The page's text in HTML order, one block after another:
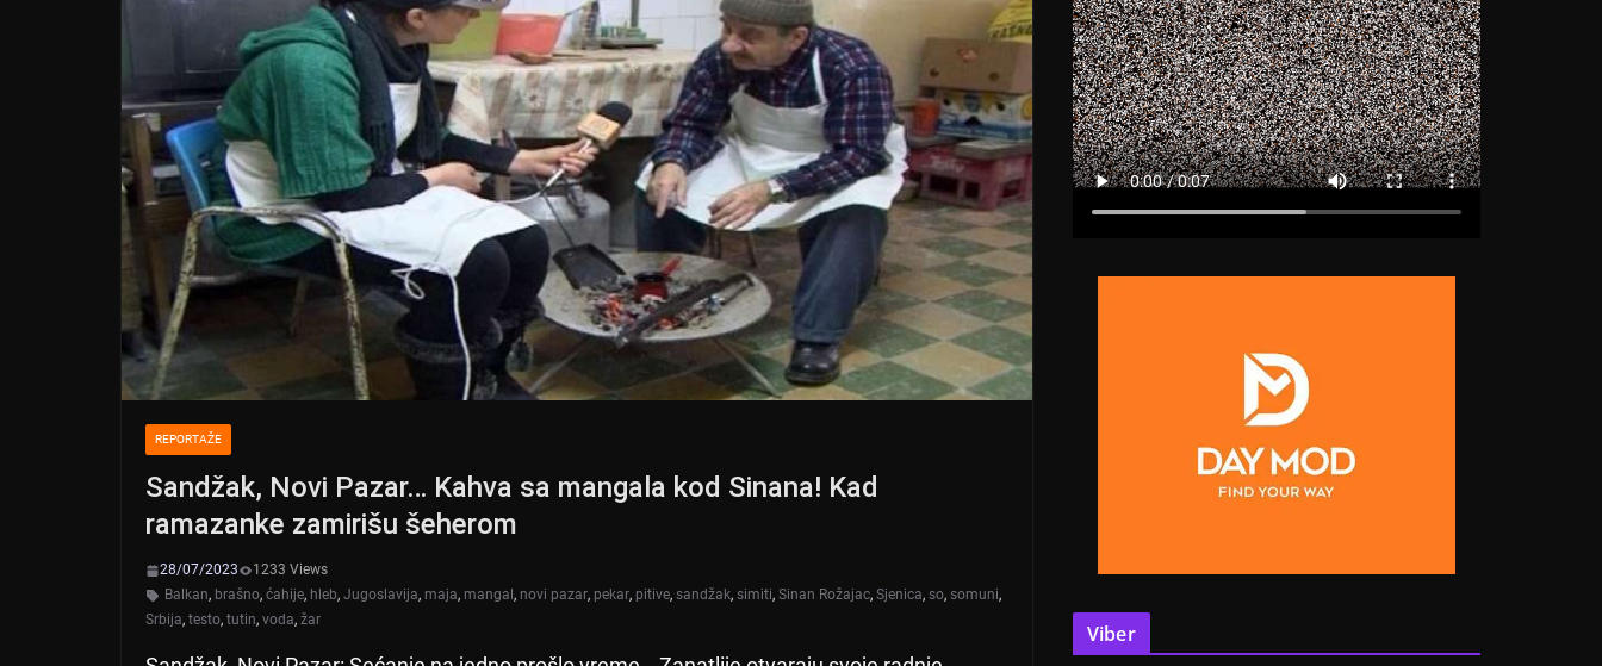
REPORTAŽE
Sandžak, Novi Pazar… Kahva sa mangala kod Sinana! Kad
ramazanke zamirišu šeherom
28/07/2023
1233 Views
Balkan, brašno, ćahije, hleb, Jugoslavija, maja, mangal , novi pazar, pekar, pitive, sandžak, simiti, Sinan Rožajac, Sjenica, so, somuni,
Srbija, testo, tutin, voda, žar
Viber